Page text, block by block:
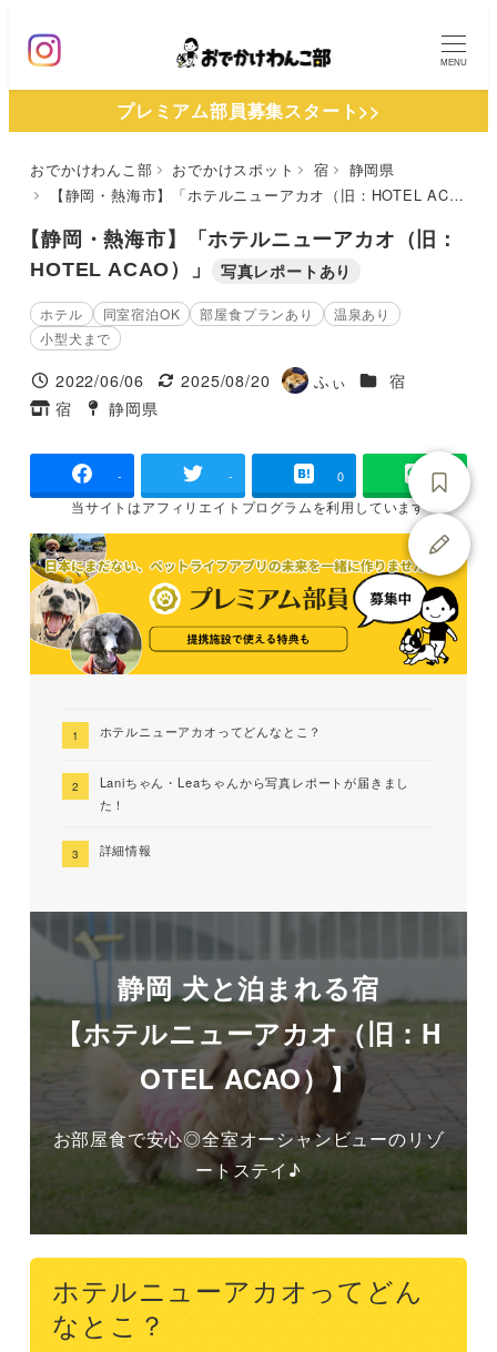
ン
MENU
プレミアム部員募集スタート>>
おでかけわんこ部 おでかけスポット 宿
静岡県
【静岡・熱海市】「ホテルニューアカオ（旧：HOTEL ACAO）」
【静岡・熱海市】「ホテルニューアカオ（旧：
HOTEL ACAO）」
写真レポートあり
ホテル 同室宿泊OK 部屋食プランあり
温泉あり
小型犬まで
投稿日
2022/06/06
更新日
2025/08/20
著
ふぃ 施設ジャンル
宿
タグ
宿
タグ
静岡県
- - 0
当サイトはアフィリエイトプログラムを利用しています
ホテルニューアカオってどんなとこ？
Laniちゃん・Leaちゃんから写真レポートが届きまし
た！
詳細情報
静岡 犬と泊まれる宿
【ホテルニューアカオ（旧：H
OTEL ACAO）】
お部屋食で安心◎全室オーシャンビューのリゾ
ートステイ♪
ホテルニューアカオってどん
なとこ？